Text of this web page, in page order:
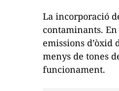
La incorporació
contaminants.
emissions
menys de tones
funcionament.